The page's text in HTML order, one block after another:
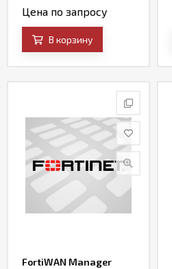
password tokens for
iOS, Android and
Windows Phone mobile
devices.
Цена по запросу
В корзину
FortiWAN Manager